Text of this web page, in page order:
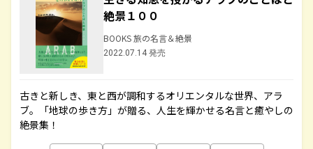
絶景１００
BOOKS 旅の名言＆絶景
2022.07.14 発売
古きと新しき、東と西が調和するオリエンタルな世界、アラ
ブ。「地球の歩き方」が贈る、人生を輝かせる名言と癒やしの
絶景集！